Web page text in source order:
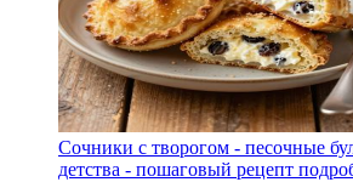
Сочники с творогом - песочные
детства - пошаговый рецепт